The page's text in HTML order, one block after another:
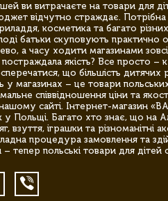
ви витрачаєте на товари для
відчутно страждає. Потрібна
косметика та багато
батьки скуповують
а часу ходити магазинами
якість? Все просто –
що більшість дитячих
магазинах – це товари
співвідношення ціни та
сайті. Інтернет-магазин
у Польщі. Багато хто знає, що на
взуття, іграшки та різноманітні
процедура замовлення та
тепер польські товари для дітей